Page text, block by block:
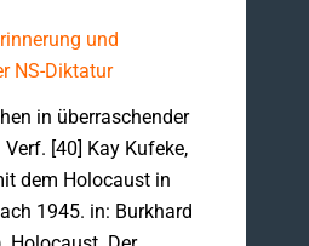
und
NS-Diktatur
in überraschender
[40] Kay Kufeke,
dem Holocaust in
1945. in: Burkhard